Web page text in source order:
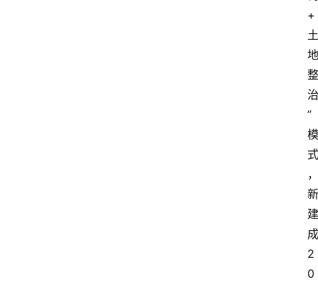
+
土
地
整
治
”
模
式
，
新
建
成
2
0